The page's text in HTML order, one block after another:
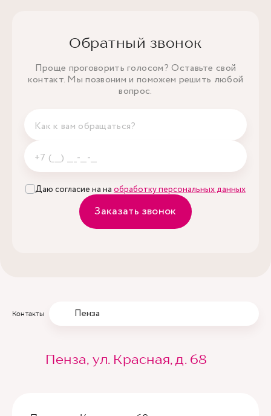
Обратный звонок
Проще проговорить голосом? Оставьте свой
контакт. Мы позвоним и поможем решить любой
вопрос.
Даю согласие на на обработку персональных данных
Заказать звонок
Контакты Пенза
Пенза, ул. Красная, д. 68